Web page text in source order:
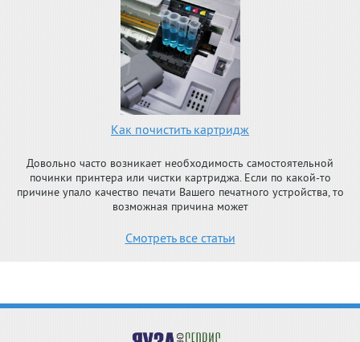
Как почистить картридж
Довольно часто возникает необходимость самостоятельной
починки принтера или чистки картриджа. Если по какой-то
причине упало качество печати Вашего печатного устройства, то
возможная причина может
Смотреть все статьи